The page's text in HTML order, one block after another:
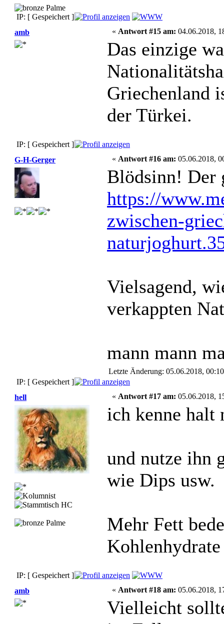
IP: [ Gespeichert ]
amb
« Antwort #15 am: 04.06.2018,
Das einzige
Griechenland
der Türkei.
IP: [ Gespeichert ]
G-H-Gerger
« Antwort #16 am: 05.06.2018,
Blödsinn! Der
https://
zwischen-
Vielsagend,
verkappten
mann mann
Letzte Änderung: 05.06.2018,
IP: [ Gespeichert ]
hell
« Antwort #17 am: 05.06.2018,
ich kenne halt
und nutze ihn
wie Dips usw.
Mehr Fett
IP: [ Gespeichert ]
amb
« Antwort #18 am: 05.06.2018,
Vielleicht